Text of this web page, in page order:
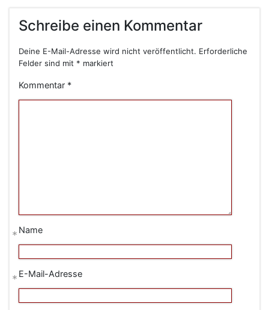
Schreibe einen Kommentar
Deine E-Mail-Adresse wird nicht veröffentlicht. Erforderliche
Felder sind mit * markiert
Kommentar *
Name
*
E-Mail-Adresse
*